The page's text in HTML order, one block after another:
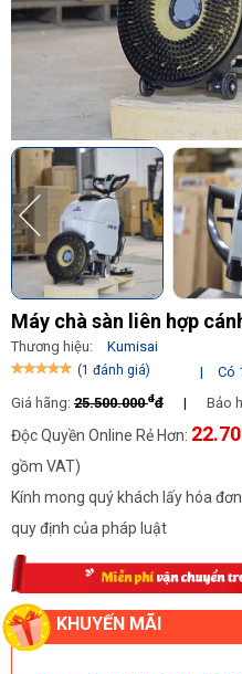
Máy chà sàn liên hợp
Thương hiệu: Kumisai
(1 đánh giá) |
Có
Giá hãng: 25.500.000đđ | Bảo
Độc Quyền Online Rẻ Hơn:
gồm VAT)
Kính mong quý khách lấy hóa
quy định của pháp luật
KHUYẾN MÃI